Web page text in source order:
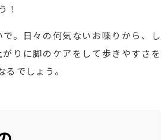
！
。日々の何気ないお喋りから、し
りに脚のケアをして歩きやすさを
でしょう。